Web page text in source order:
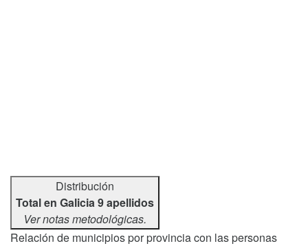
Distribución
Total en Galicia 9 apellidos
Ver notas metodológicas.
Relación de municipios por provincia con las personas